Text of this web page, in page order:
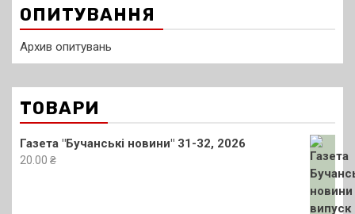
ОПИТУВАННЯ
Архив опитувань
ТОВАРИ
Газета "Бучанські новини" 31-32, 2026
20.00 ₴